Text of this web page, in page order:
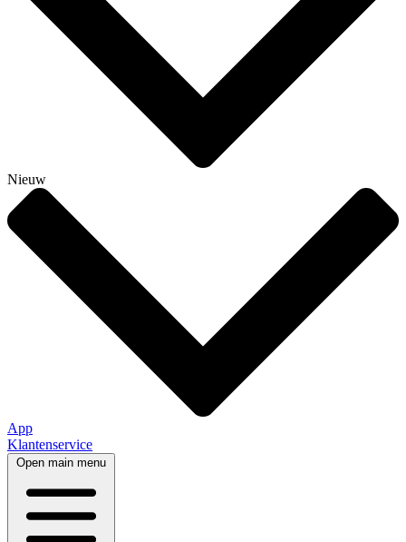
Nieuw
App
Klantenservice
Open main menu